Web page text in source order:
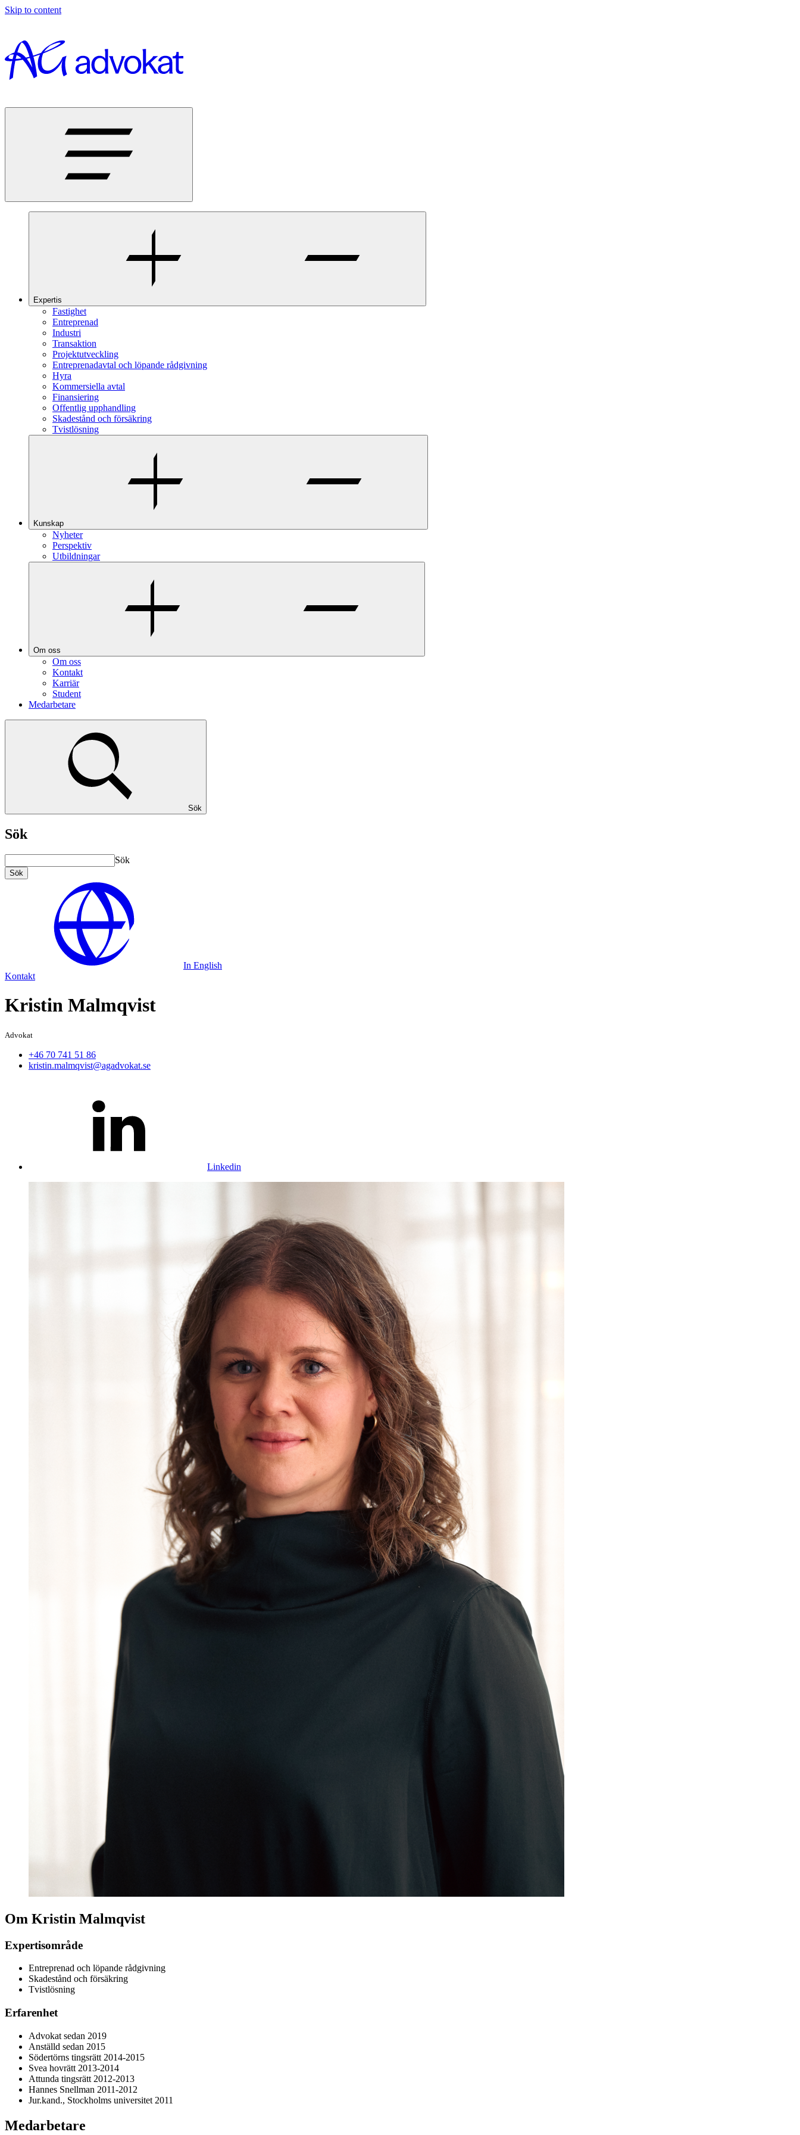
Skip to content
Expertis
Fastighet
Entreprenad
Industri
Transaktion
Projektutveckling
Entreprenadavtal och löpande rådgivning
Hyra
Kommersiella avtal
Finansiering
Offentlig upphandling
Skadestånd och försäkring
Tvistlösning
Kunskap
Nyheter
Perspektiv
Utbildningar
Om oss
Om oss
Kontakt
Karriär
Student
Medarbetare
Sök
Sök
Sök
Sök
In English
Kontakt
Kristin Malmqvist
Advokat
+46 70 741 51 86
kristin.malmqvist@agadvokat.se
Linkedin
Om Kristin Malmqvist
Expertisområde
Entreprenad och löpande rådgivning
Skadestånd och försäkring
Tvistlösning
Erfarenhet
Advokat sedan 2019
Anställd sedan 2015
Södertörns tingsrätt 2014-2015
Svea hovrätt 2013-2014
Attunda tingsrätt 2012-2013
Hannes Snellman 2011-2012
Jur.kand., Stockholms universitet 2011
Medarbetare